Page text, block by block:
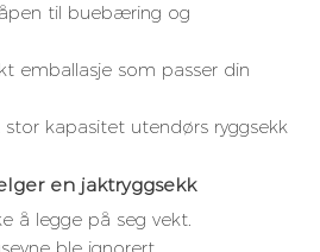
til buebæring og
emballasje som passer din
en jaktryggsekk
å legge på seg vekt.